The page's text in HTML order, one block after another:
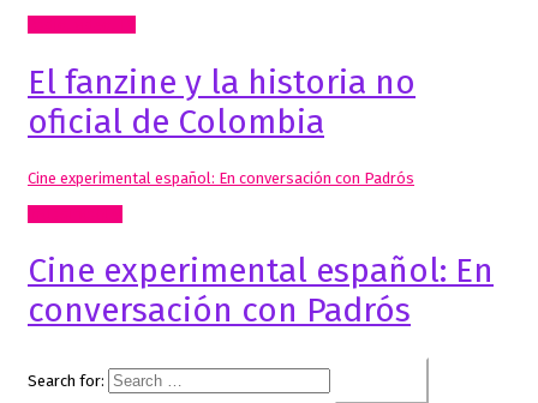
El fanzine y la historia no
oficial de Colombia
Cine experimental español: En conversación con Padrós
Cine experimental español: En
conversación con Padrós
Search for: